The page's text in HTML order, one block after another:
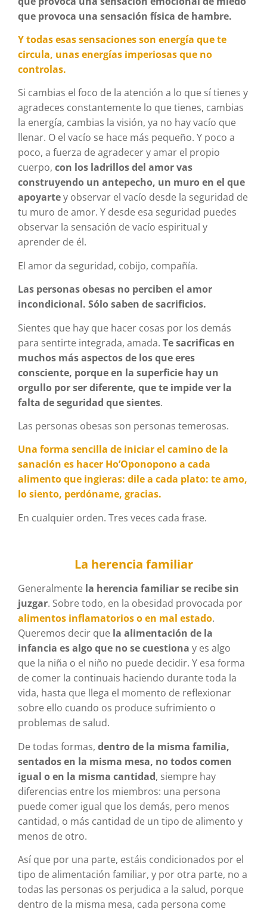
que provoca una sensación física de hambre.
Y todas esas sensaciones son energía que te
circula, unas energías imperiosas que no
controlas.
Si cambias el foco de la atención a lo que sí tienes y
agradeces constantemente lo que tienes, cambias
la energía, cambias la visión, ya no hay vacío que
llenar. O el vacío se hace más pequeño. Y poco a
poco, a fuerza de agradecer y amar el propio
cuerpo, con los ladrillos del amor vas
construyendo un antepecho, un muro en el que
apoyartey observar el vacío desde la seguridad de
tu muro de amor. Y desde esa seguridad puedes
observar la sensación de vacío espiritual y
aprender de él.
El amor da seguridad, cobijo, compañía.
Las personas obesas no perciben el amor
incondicional. Sólo saben de sacrificios.
Sientes que hay que hacer cosas por los demás
para sentirte integrada, amada. Te sacrificas en
muchos más aspectos de los que eres
consciente, porque en la superficie hay un
orgullo por ser diferente, que te impide ver la
falta de seguridad que sientes.
Las personas obesas son personas temerosas.
Una forma sencilla de iniciar el camino de la
sanación es hacer Ho’Oponopono a cada
alimento que ingieras: dile a cada plato: te amo,
lo siento, perdóname, gracias.
En cualquier orden. Tres veces cada frase.
La herencia familiar
Generalmente la herencia familiar se recibe sin
juzgar. Sobre todo, en la obesidad provocada por
alimentos inflamatorios o en mal estado.
Queremos decir que la alimentación de la
infancia es algo que no se cuestiona y es algo
que la niña o el niño no puede decidir. Y esa forma
de comer la continuais haciendo durante toda la
vida, hasta que llega el momento de reflexionar
sobre ello cuando os produce sufrimiento o
problemas de salud.
De todas formas, dentro de la misma familia,
sentados en la misma mesa, no todos comen
igual o en la misma cantidad, siempre hay
diferencias entre los miembros: una persona
puede comer igual que los demás, pero menos
cantidad, o más cantidad de un tipo de alimento y
menos de otro.
Así que por una parte, estáis condicionados por el
tipo de alimentación familiar, y por otra parte, no a
todas las personas os perjudica a la salud, porque
dentro de la misma mesa, cada persona come